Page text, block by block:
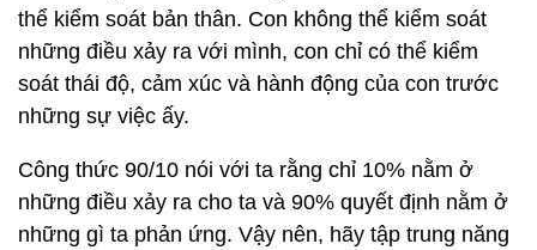
thể kiểm soát bản thân. Con không thể kiểm soát
những điều xảy ra với mình, con chỉ có thể kiểm
soát thái độ, cảm xúc và hành động của con trước
những sự việc ấy.
Công thức 90/10 nói với ta rằng chỉ 10% nằm ở
những điều xảy ra cho ta và 90% quyết định nằm ở
những gì ta phản ứng. Vậy nên, hãy tập trung năng